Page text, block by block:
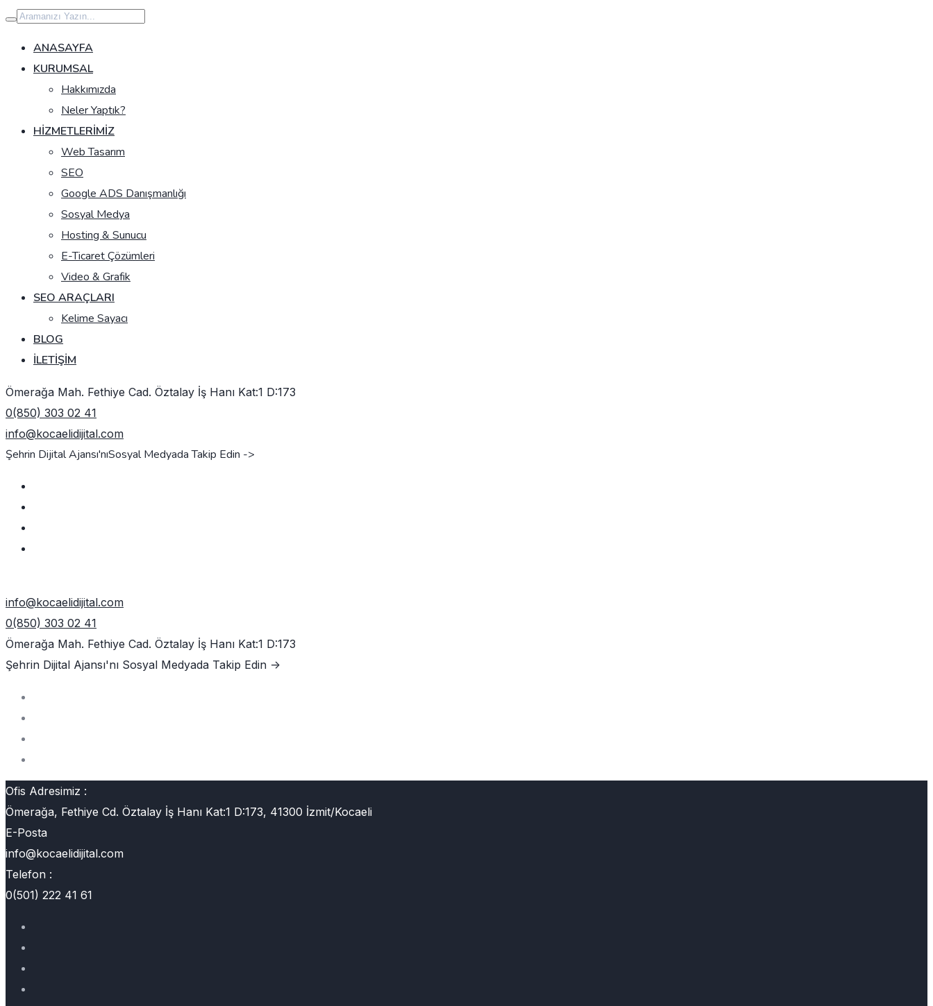
İçeriğe
geç
ANASAYFA
KURUMSAL
Hakkımızda
Neler Yaptık?
HIZMETLERIMIZ
Web Tasarım
SEO
Google ADS Danışmanlığı
Sosyal Medya
Hosting & Sunucu
E-Ticaret Çözümleri
Video & Grafik
SEO ARAÇLARI
Kelime Sayacı
BLOG
İLETIŞIM
Ömerağa Mah. Fethiye Cad. Öztalay İş Hanı Kat:1 D:173
0(850) 303 02 41
info@kocaelidijital.com
Şehrin Dijital Ajansı'nıSosyal Medyada Takip Edin ->
info@kocaelidijital.com
0(850) 303 02 41
Ömerağa Mah. Fethiye Cad. Öztalay İş Hanı Kat:1 D:173
Şehrin Dijital Ajansı'nı Sosyal Medyada Takip Edin ->
Ofis Adresimiz :
Ömerağa, Fethiye Cd. Öztalay İş Hanı Kat:1 D:173, 41300 İzmit/Kocaeli
E-Posta
info@kocaelidijital.com
Telefon :
0(501) 222 41 61